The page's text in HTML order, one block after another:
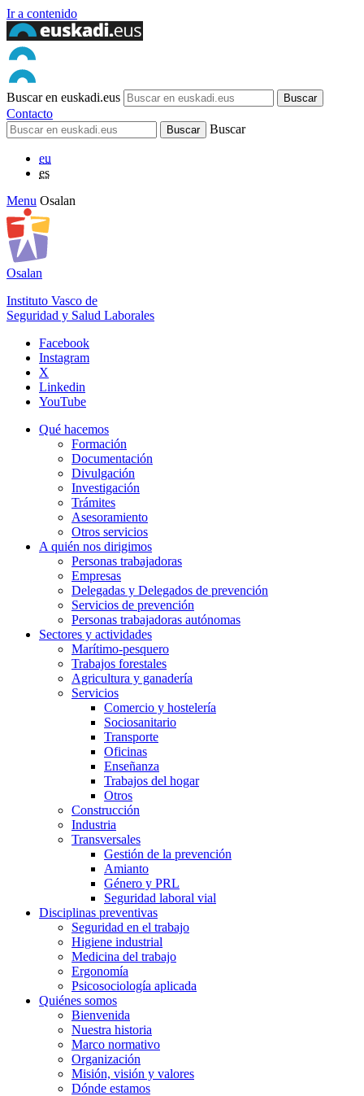
Ir a contenido
Buscar en euskadi.eus
Contacto
Buscar
eu
es
Menu Osalan
Osalan
Instituto Vasco de
Seguridad y Salud Laborales
Facebook
Instagram
X
Linkedin
YouTube
Qué hacemos
Formación
Documentación
Divulgación
Investigación
Trámites
Asesoramiento
Otros servicios
A quién nos dirigimos
Personas trabajadoras
Empresas
Delegadas y Delegados de prevención
Servicios de prevención
Personas trabajadoras autónomas
Sectores y actividades
Marítimo-pesquero
Trabajos forestales
Agricultura y ganadería
Servicios
Comercio y hostelería
Sociosanitario
Transporte
Oficinas
Enseñanza
Trabajos del hogar
Otros
Construcción
Industria
Transversales
Gestión de la prevención
Amianto
Género y PRL
Seguridad laboral vial
Disciplinas preventivas
Seguridad en el trabajo
Higiene industrial
Medicina del trabajo
Ergonomía
Psicosociología aplicada
Quiénes somos
Bienvenida
Nuestra historia
Marco normativo
Organización
Misión, visión y valores
Dónde estamos